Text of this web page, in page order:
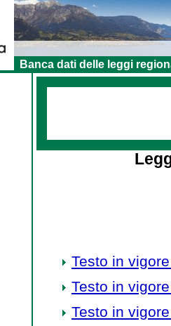
Banca dati delle leggi
Testo in
Testo in
Testo in